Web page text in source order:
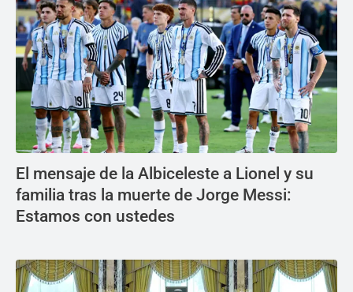
El mensaje de la Albiceleste a Lionel y su
familia tras la muerte de Jorge Messi:
Estamos con ustedes